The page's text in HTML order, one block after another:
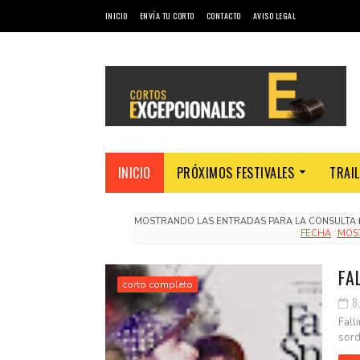
INICIO ENVÍA TU CORTO CONTACTO AVISO LEGAL
INICIO PRÓXIMOS FESTIVALES
MOSTRANDO LAS ENTRADAS PARA LA CONSULTA
FECHA
corto completo